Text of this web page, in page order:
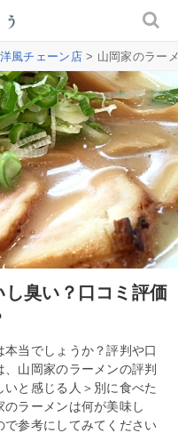
風チェーン店> 山岡家のラー
臭い？口コミ評価
当でしょうか？評判や口
山岡家のラーメンの評判
と感じる人＞別に食べた
ラーメンは何が美味し
参考にしてみてください